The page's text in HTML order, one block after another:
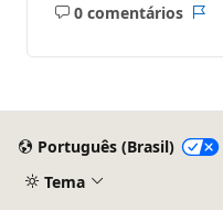
0 comentários
Sem
Português (Brasil)
Tema